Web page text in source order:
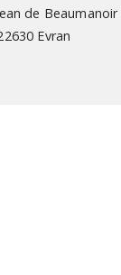
de Beaumanoir
Evran